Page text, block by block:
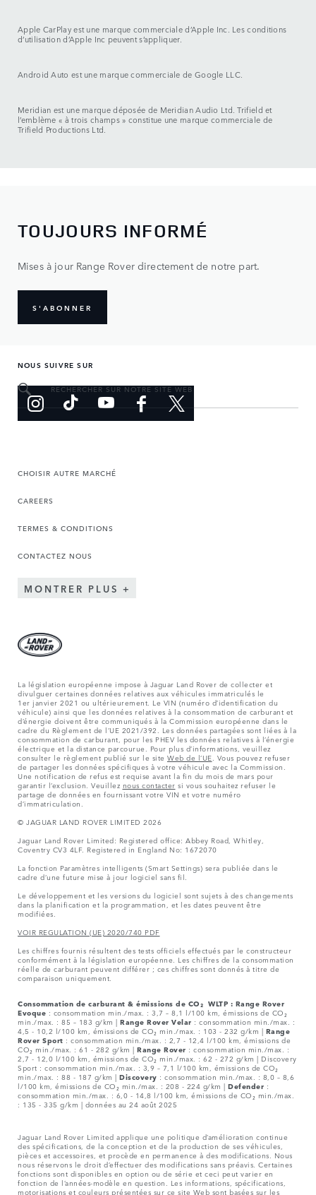
Apple CarPlay est une marque commerciale d’Apple Inc. Les conditions
d’utilisation d’Apple Inc peuvent s’appliquer.
Android Auto est une marque commerciale de Google LLC.
Meridian est une marque déposée de Meridian Audio Ltd. Trifield et
l’emblème « à trois champs » constitue une marque commerciale de
Trifield Productions Ltd.
TOUJOURS INFORMÉ
Mises à jour Range Rover directement de notre part.
S'ABONNER
NOUS SUIVRE SUR
RECHERCHER SUR NOTRE SITE WEB
CHOISIR AUTRE MARCHÉ
CAREERS
TERMES & CONDITIONS
CONTACTEZ NOUS
MONTRER PLUS
La législation européenne impose à Jaguar Land Rover de collecter et
divulguer certaines données relatives aux véhicules immatriculés le
1er janvier 2021 ou ultérieurement. Le VIN (numéro d’identification du
véhicule) ainsi que les données relatives à la consommation de carburant et
d’énergie doivent être communiqués à la Commission européenne dans le
cadre du Règlement de l’UE 2021/392. Les données partagées sont liées à la
consommation de carburant, pour les PHEV les données relatives à l’énergie
électrique et la distance parcourue. Pour plus d’informations, veuillez
consulter le règlement publié sur le site Web de l’UE . Vous pouvez refuser
de partager les données spécifiques à votre véhicule avec la Commission.
Une notification de refus est requise avant la fin du mois de mars pour
garantir l’exclusion. Veuillez nous contacter si vous souhaitez refuser le
partage de données en fournissant votre VIN et votre numéro
d’immatriculation.
© JAGUAR LAND ROVER LIMITED 2026
Jaguar Land Rover Limited: Registered office: Abbey Road, Whitley,
Coventry CV3 4LF. Registered in England No: 1672070
La fonction Paramètres intelligents (Smart Settings) sera publiée dans le
cadre d’une future mise à jour logiciel sans fil.
Le développement et les versions du logiciel sont sujets à des changements
dans la planification et la programmation, et les dates peuvent être
modifiées.
VOIR REGULATION (UE) 2020/740 PDF
Les chiffres fournis résultent des tests officiels effectués par le constructeur
conformément à la législation européenne. Les chiffres de la consommation
réelle de carburant peuvent différer ; ces chiffres sont donnés à titre de
comparaison uniquement.
Consommation de carburant & émissions de CO₂ WLTP : Range Rover
Evoque : consommation min./max. : 3,7 – 8,1 l/100 km, émissions de CO₂
min./max. : 85 – 183 g/km | Range Rover Velar : consommation min./max. :
4,5 - 10,2 l/100 km, émissions de CO₂ min./max. : 103 - 232 g/km | Range
Rover Sport : consommation min./max. : 2,7 - 12,4 l/100 km, émissions de
CO₂ min./max. : 61 - 282 g/km | Range Rover : consommation min./max. :
2,7 - 12,0 l/100 km, émissions de CO₂ min./max. : 62 - 272 g/km | Discovery
Sport : consommation min./max. : 3,9 – 7,1 l/100 km, émissions de CO₂
min./max. : 88 - 187 g/km | Discovery : consommation min./max. : 8,0 – 8,6
l/100 km, émissions de CO₂ min./max. : 208 - 224 g/km | Defender :
consommation min./max. : 6,0 - 14,8 l/100 km, émissions de CO₂ min./max.
: 135 - 335 g/km | données au 24 août 2025
Jaguar Land Rover Limited applique une politique d’amélioration continue
des spécifications, de la conception et de la production de ses véhicules,
pièces et accessoires, et procède en permanence à des modifications. Nous
nous réservons le droit d’effectuer des modifications sans préavis. Certaines
fonctions sont disponibles en option ou de série et ceci peut varier en
fonction de l’années-modèle en question. Les informations, spécifications,
motorisations et couleurs présentées sur ce site Web sont basées sur les